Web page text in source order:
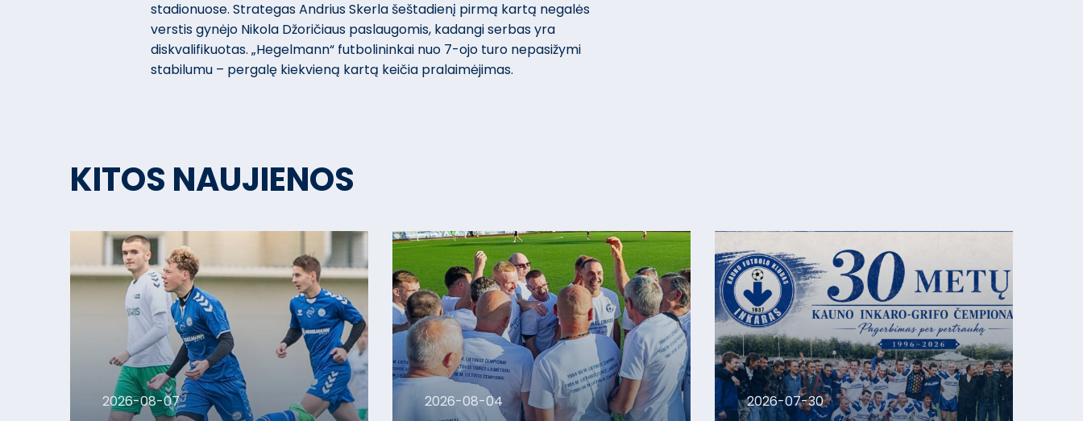
stadionuose. Strategas Andrius Skerla šeštadienį pirmą kartą negalės
verstis gynėjo Nikola Džoričiaus paslaugomis, kadangi serbas yra
diskvalifikuotas. „Hegelmann“ futbolininkai nuo 7-ojo turo nepasižymi
stabilumu – pergalę kiekvieną kartą keičia pralaimėjimas.
KITOS NAUJIENOS
2026-08-07 2026-08-04 2026-07-30